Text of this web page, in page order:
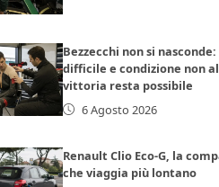
Bezzecchi non si nasconde:
difficile e condizione non
vittoria resta possibile
6 Agosto 2026
Renault Clio Eco-G, la
che viaggia più lontano